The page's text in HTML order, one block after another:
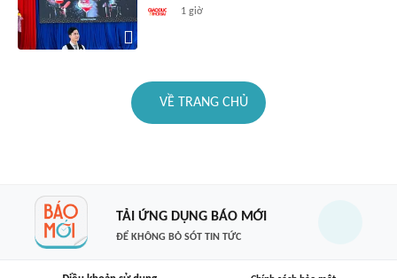
1 giờ
VỀ TRANG CHỦ
TẢI ỨNG DỤNG BÁO MỚI
ĐỂ KHÔNG BỎ SÓT TIN TỨC